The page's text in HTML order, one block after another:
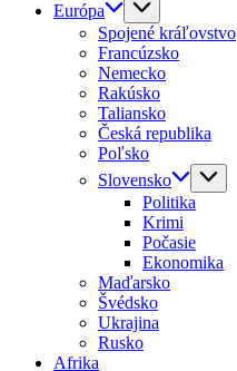
Európa
Spojené kráľovstvo
Francúzsko
Nemecko
Rakúsko
Taliansko
Česká republika
Poľsko
Slovensko
Politika
Krimi
Počasie
Ekonomika
Maďarsko
Švédsko
Ukrajina
Rusko
Afrika